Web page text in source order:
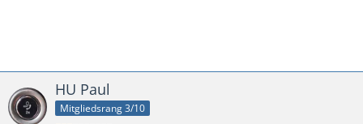
HU Paul
Mitgliedsrang 3/10